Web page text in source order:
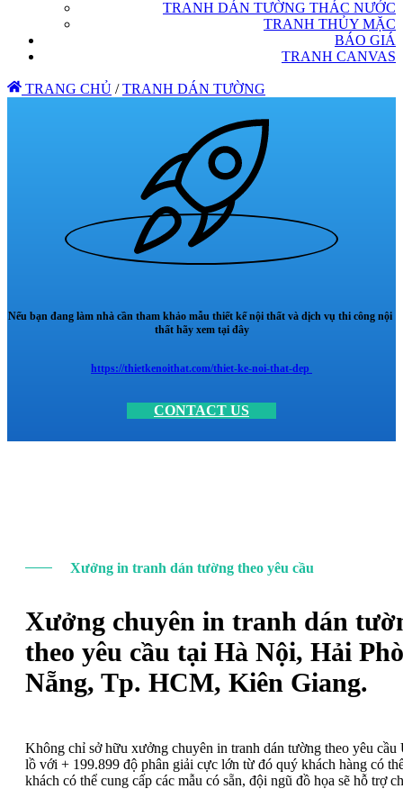
TRANH DÁN TƯỜNG THÁC NƯỚC
TRANH THỦY MẶC
BÁO GIÁ
TRANH CANVAS
TRANG CHỦ / TRANH DÁN TƯỜNG
Nếu bạn đang làm nhà cần tham khảo mẫu thiết kế nội thất và dịch vụ thi công nội
thất hãy xem tại đây
https://thietkenoithat.com/thiet-ke-noi-that-dep
CONTACT US
Xưởng in tranh dán tường theo yêu cầu
Xưởng chuyên in tranh dán
theo yêu cầu tại Hà Nội, Hải
Nẵng, Tp. HCM, Kiên Giang.
Không chỉ sở hữu xưởng chuyên in tranh dán tường theo yêu
lồ với + 199.899 độ phân giải cực lớn từ đó quý khách hàng có
khách có thể cung cấp các mẫu có sẵn, đội ngũ đồ họa sẽ hỗ trợ